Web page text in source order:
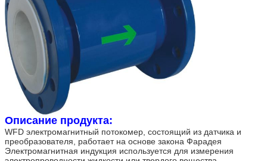
Описание продукта:
WFD электромагнитный потокомер, состоящий из датчика и
преобразователя, работает на основе закона Фарадея
Электромагнитная индукция используется для измерения